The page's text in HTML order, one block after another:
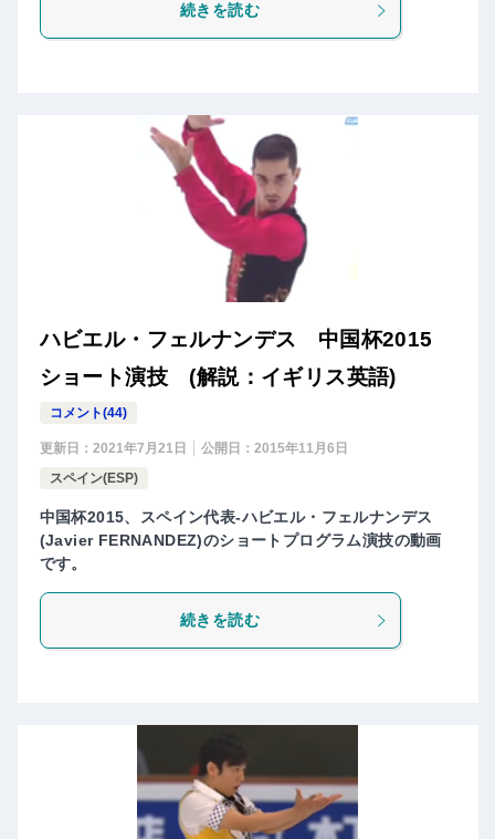
続きを読む
ハビエル・フェルナンデス 中国杯2015
ショート演技 (解説：イギリス英語)
コメント(44)
更新日： 2021年7月21日 公開日： 2015年11月6日
スペイン(ESP)
中国杯2015、スペイン代表-ハビエル・フェルナンデス
(Javier FERNANDEZ)のショートプログラム演技の動画
です。
続きを読む